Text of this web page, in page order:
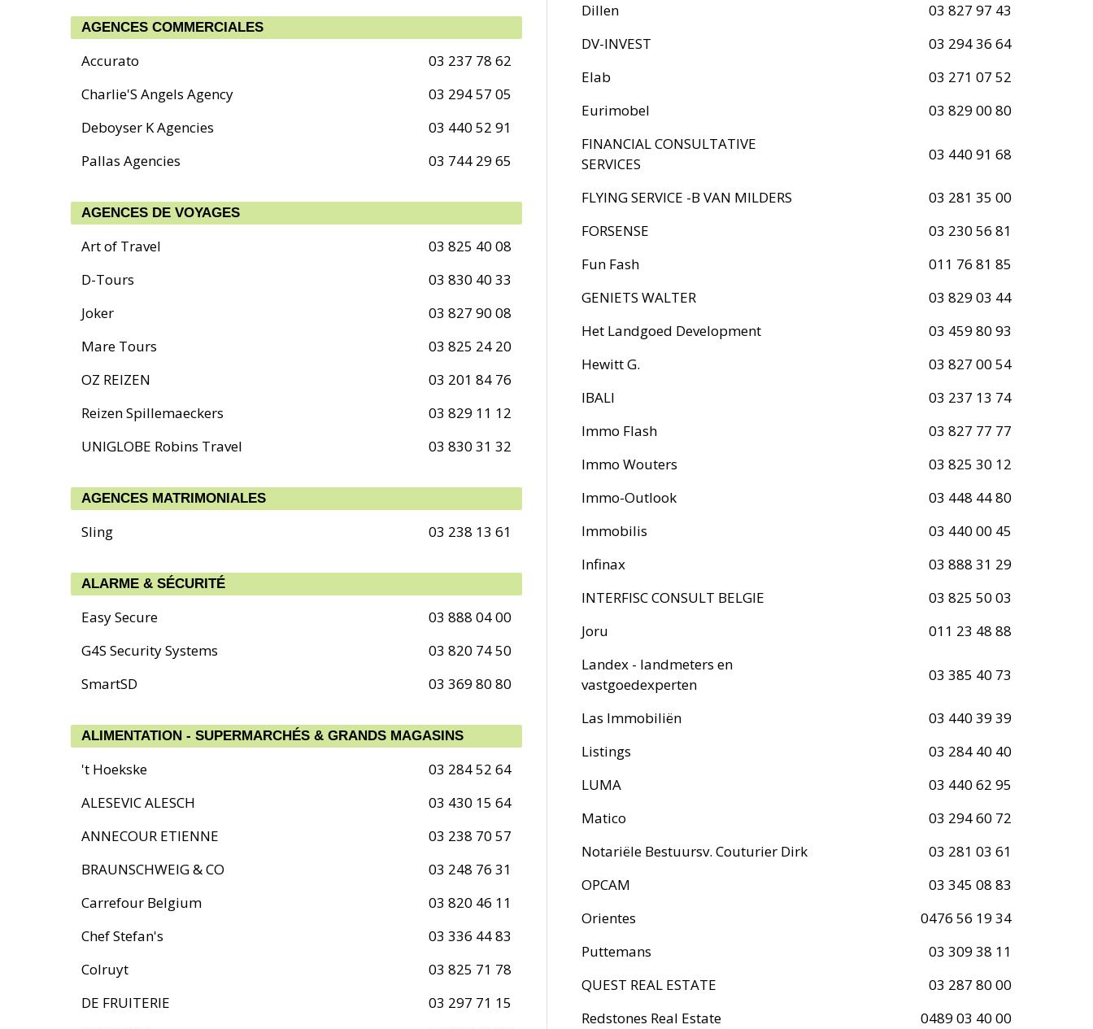
AGENCES COMMERCIALES
Accurato
03 237 78 62
Charlie'S Angels Agency
03 294 57 05
Deboyser K Agencies
03 440 52 91
Pallas Agencies
03 744 29 65
AGENCES DE VOYAGES
Art of Travel
03 825 40 08
D-Tours
03 830 40 33
Joker
03 827 90 08
Mare Tours
03 825 24 20
OZ REIZEN
03 201 84 76
Reizen Spillemaeckers
03 829 11 12
UNIGLOBE Robins Travel
03 830 31 32
AGENCES MATRIMONIALES
Sling 03 238 13 61
ALARME & SÉCURITÉ
Easy Secure
03 888 04 00
G4S Security Systems
03 820 74 50
SmartSD
03 369 80 80
ALIMENTATION - SUPERMARCHÉS & GRANDS MAGASINS
't Hoekske
03 284 52 64
ALESEVIC ALESCH
03 430 15 64
ANNECOUR ETIENNE
03 238 70 57
BRAUNSCHWEIG & CO
03 248 76 31
Carrefour Belgium
03 820 46 11
Chef Stefan's
03 336 44 83
Colruyt
03 825 71 78
DE FRUITERIE
03 297 71 15
Dillen
03 827 97 43
DV-INVEST
03 294 36 64
Elab
03 271 07 52
Eurimobel
03 829 00 80
FINANCIAL CONSULTATIVE
SERVICES
03 440 91 68
FLYING SERVICE -B VAN MILDERS
03 281 35 00
FORSENSE
03 230 56 81
Fun Fash
011 76 81 85
GENIETS WALTER
03 829 03 44
Het Landgoed Development
03 459 80 93
Hewitt G.
03 827 00 54
IBALI
03 237 13 74
Immo Flash
03 827 77 77
Immo Wouters
03 825 30 12
Immo-Outlook
03 448 44 80
Immobilis
03 440 00 45
Infinax
03 888 31 29
INTERFISC CONSULT BELGIE
03 825 50 03
Joru
011 23 48 88
Landex - landmeters en
vastgoedexperten
03 385 40 73
Las Immobiliën
03 440 39 39
Listings
03 284 40 40
LUMA
03 440 62 95
Matico
03 294 60 72
Notariële Bestuursv. Couturier Dirk
03 281 03 61
OPCAM
03 345 08 83
Orientes
0476 56 19 34
Puttemans
03 309 38 11
QUEST REAL ESTATE
03 287 80 00
Redstones Real Estate
0489 03 40 00